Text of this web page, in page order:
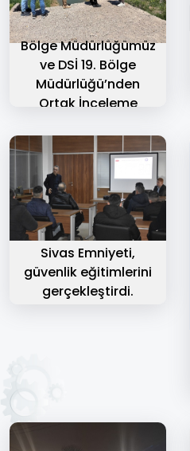
Bölge Müdürlüğümüz
ve DSİ 19. Bölge
Müdürlüğü’nden
Ortak İnceleme
Sivas Emniyeti,
güvenlik eğitimlerini
gerçekleştirdi.